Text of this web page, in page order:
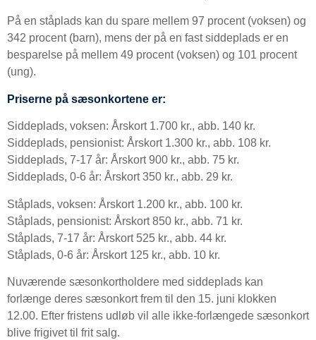
På en ståplads kan du spare mellem 97 procent (voksen) og
342 procent (barn), mens der på en fast siddeplads er en
besparelse på mellem 49 procent (voksen) og 101 procent
(ung).
Priserne på sæsonkortene er:
Siddeplads, voksen: Årskort 1.700 kr., abb. 140 kr.
Siddeplads, pensionist: Årskort 1.300 kr., abb. 108 kr.
Siddeplads, 7-17 år: Årskort 900 kr., abb. 75 kr.
Siddeplads, 0-6 år: Årskort 350 kr., abb. 29 kr.
Ståplads, voksen: Årskort 1.200 kr., abb. 100 kr.
Ståplads, pensionist: Årskort 850 kr., abb. 71 kr.
Ståplads, 7-17 år: Årskort 525 kr., abb. 44 kr.
Ståplads, 0-6 år: Årskort 125 kr., abb. 10 kr.
Nuværende sæsonkortholdere med siddeplads kan
forlænge deres sæsonkort frem til den 15. juni klokken
12.00. Efter fristens udløb vil alle ikke-forlængede sæsonkort
blive frigivet til frit salg.